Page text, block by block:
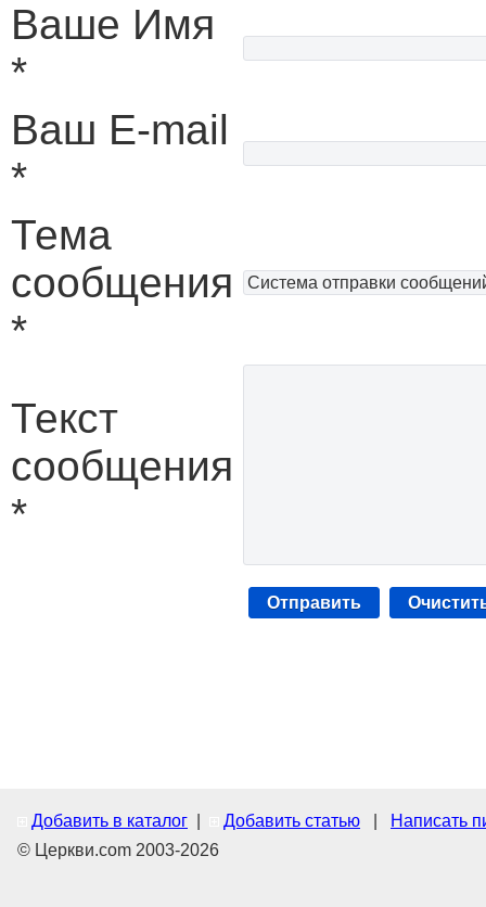
Ваше Имя
*
Ваш E-mail
*
Тема
сообщения
*
Текст
сообщения
*
Добавить в каталог Добавить статью
Написать
© Церкви.com 2003-2026